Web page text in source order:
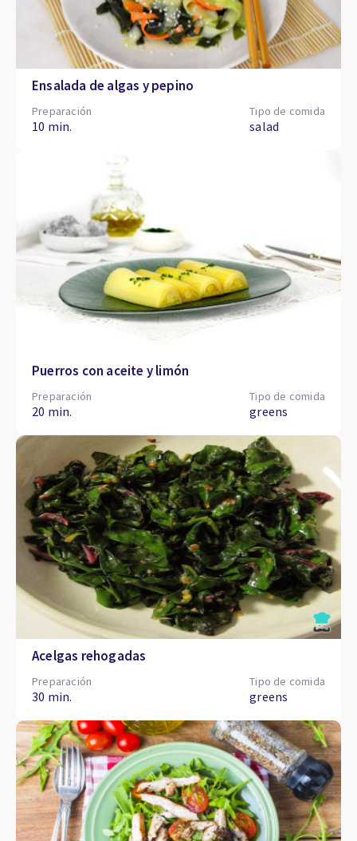
Ensalada de algas y pepino
Preparación
10 min.
Tipo de comida
salad
Puerros con aceite y limón
Preparación
20 min.
Tipo de comida
greens
Acelgas rehogadas
Preparación
30 min.
Tipo de comida
greens